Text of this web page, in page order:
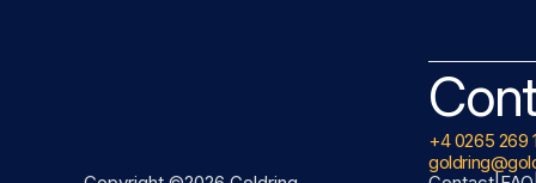
+4 0265 269